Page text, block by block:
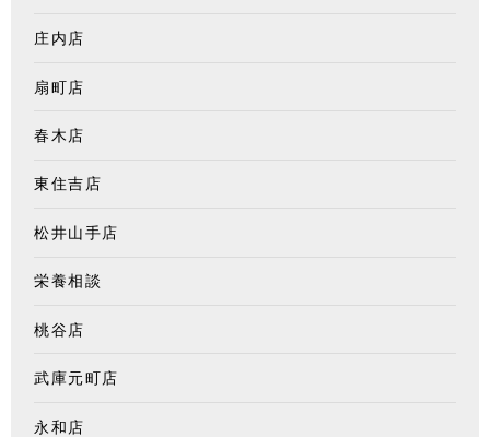
庄内店
扇町店
春木店
東住吉店
松井山手店
栄養相談
桃谷店
武庫元町店
永和店